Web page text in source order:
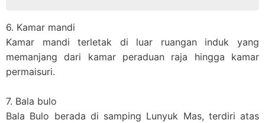
6. Kamar mandi
Kamar mandi terletak di luar ruangan induk yang
memanjang dari kamar peraduan raja hingga kamar
permaisuri.
7. Bala bulo
Bala Bulo berada di samping Lunyuk Mas, terdiri atas